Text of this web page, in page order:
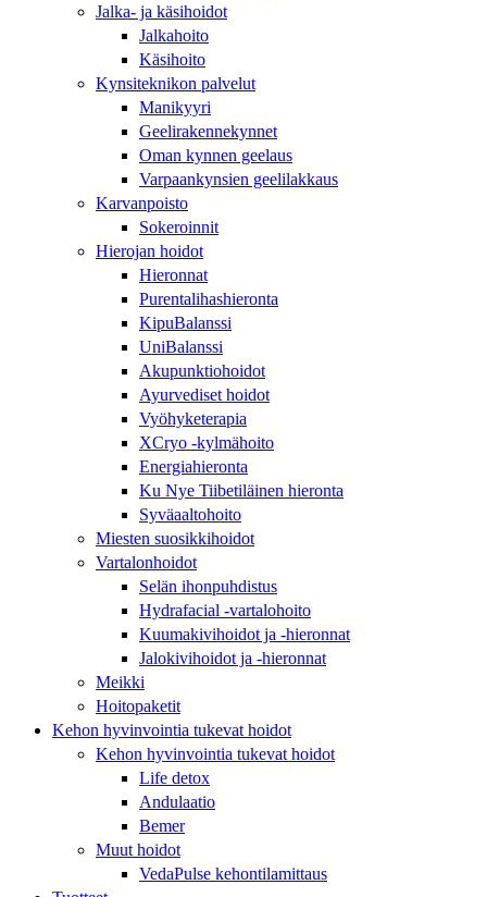
Jalka- ja käsihoidot
Jalkahoito
Käsihoito
Kynsiteknikon palvelut
Manikyyri
Geelirakennekynnet
Oman kynnen geelaus
Varpaankynsien geelilakkaus
Karvanpoisto
Sokeroinnit
Hierojan hoidot
Hieronnat
Purentalihashieronta
KipuBalanssi
UniBalanssi
Akupunktiohoidot
Ayurvediset hoidot
Vyöhyketerapia
XCryo -kylmähoito
Energiahieronta
Ku Nye Tiibetiläinen hieronta
Syväaaltohoito
Miesten suosikkihoidot
Vartalonhoidot
Selän ihonpuhdistus
Hydrafacial -vartalohoito
Kuumakivihoidot ja -hieronnat
Jalokivihoidot ja -hieronnat
Meikki
Hoitopaketit
Kehon hyvinvointia tukevat hoidot
Kehon hyvinvointia tukevat hoidot
Life detox
Andulaatio
Bemer
Muut hoidot
VedaPulse kehontilamittaus